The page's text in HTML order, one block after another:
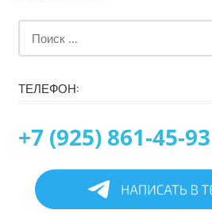
ТЕЛЕФОН:
+7 (925) 861-45-93